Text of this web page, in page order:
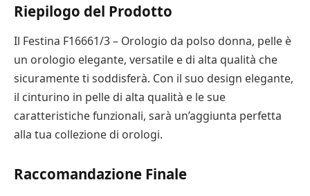
Riepilogo del Prodotto
Il Festina F16661/3 – Orologio da polso donna, pelle è
un orologio elegante, versatile e di alta qualità che
sicuramente ti soddisferà. Con il suo design elegante,
il cinturino in pelle di alta qualità e le sue
caratteristiche funzionali, sarà un’aggiunta perfetta
alla tua collezione di orologi.
Raccomandazione Finale